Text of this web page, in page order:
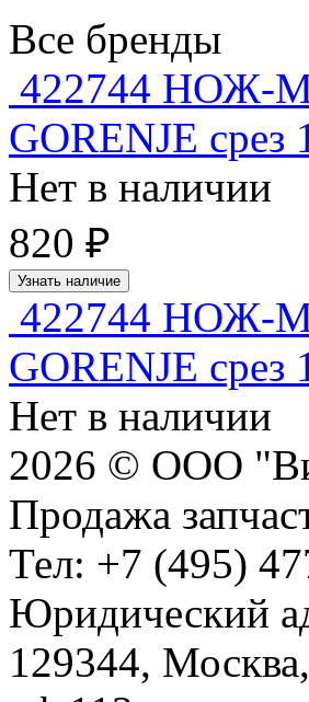
Все бренды
422744
GORENJE срез
Нет в наличии
820 ₽
Узнать наличие
422744
GORENJE срез
Нет в наличии
2026 © ООО
Продажа
Тел: +7 (495)
Юридический
129344,